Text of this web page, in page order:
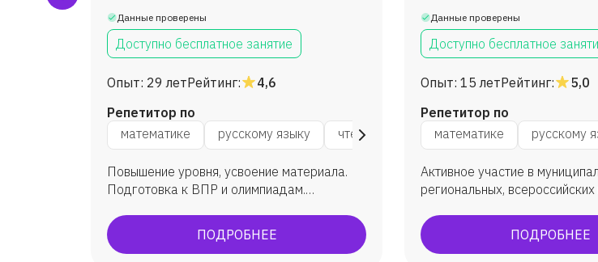
Данные проверены
Доступно бесплатное занятие
Опыт: 29 летРейтинг:
4,6
Репетитор по
математике
русскому языку чтению окружающему миру логике
Повышение уровня, усвоение материала.
Подготовка к ВПР и олимпиадам.
ПОДРОБНЕЕ
Данные проверены
Доступно бесплатное
Опыт: 15 летРейтинг:
5,0
Репетитор по
математике
русскому
Активное участие в
региональных, всероссийских
«Кенгуру», «Русский
«Кенгуру», «Золотое Руно»,
ПОДРОБНЕЕ